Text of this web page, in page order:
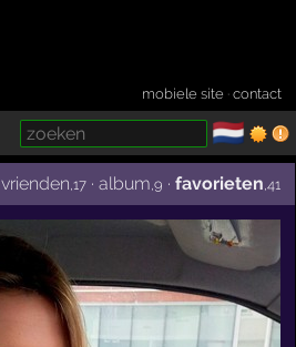
mobiele site ·contact
🇳🇱
vrienden ,17 ·album ,9 ·favorieten ,41